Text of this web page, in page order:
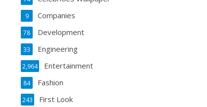
Companies
9
Development
78
Engineering
33
Entertainment
2,964
Fashion
84
First Look
243